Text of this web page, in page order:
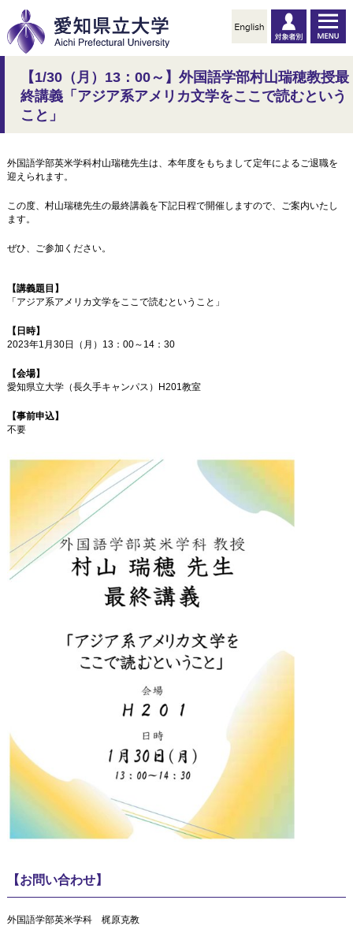
【1/30（月）13：00～】外国語学部村山瑞穂教授最
終講義「アジア系アメリカ文学をここで読むという
こと」
外国語学部英米学科村山瑞穂先生は、本年度をもちまして定年によるご退職を
迎えられます。
この度、村山瑞穂先生の最終講義を下記日程で開催しますので、ご案内いたし
ます。
ぜひ、ご参加ください。
【講義題目】
「アジア系アメリカ文学をここで読むということ」
【日時】
2023年1月30日（月）13：00～14：30
【会場】
愛知県立大学（長久手キャンパス） H201教室
【事前申込】
不要
【お問い合わせ】
外国語学部英米学科 梶原克教